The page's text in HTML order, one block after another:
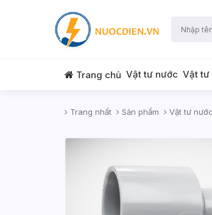
Trang chủ Vật tư nước Vật tư
Trang nhất Sản phẩm Vật tư nước